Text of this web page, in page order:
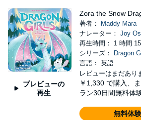
プレビューの
再生
Zora the Snow
著者：
Maddy Mara
ナレーター： Joy
再生時間： 1 時間
シリーズ：
Dragon
言語： 英語
レビューはまだあり
￥1,330 で購入、
ラン30日間無料体
無料体